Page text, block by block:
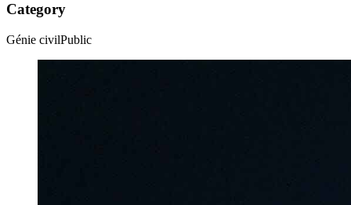
Category
Génie civilPublic